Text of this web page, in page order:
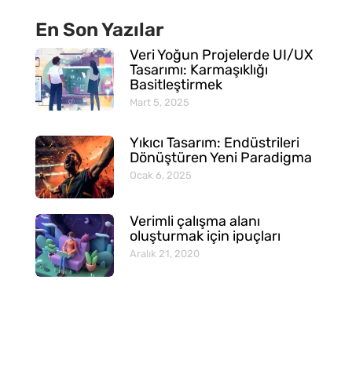
En Son Yazılar
Veri Yoğun Projelerde UI/UX
Tasarımı: Karmaşıklığı
Basitleştirmek
Mart 5, 2025
Yıkıcı Tasarım: Endüstrileri
Dönüştüren Yeni Paradigma
Ocak 6, 2025
Verimli çalışma alanı
oluşturmak için ipuçları
Aralık 21, 2020